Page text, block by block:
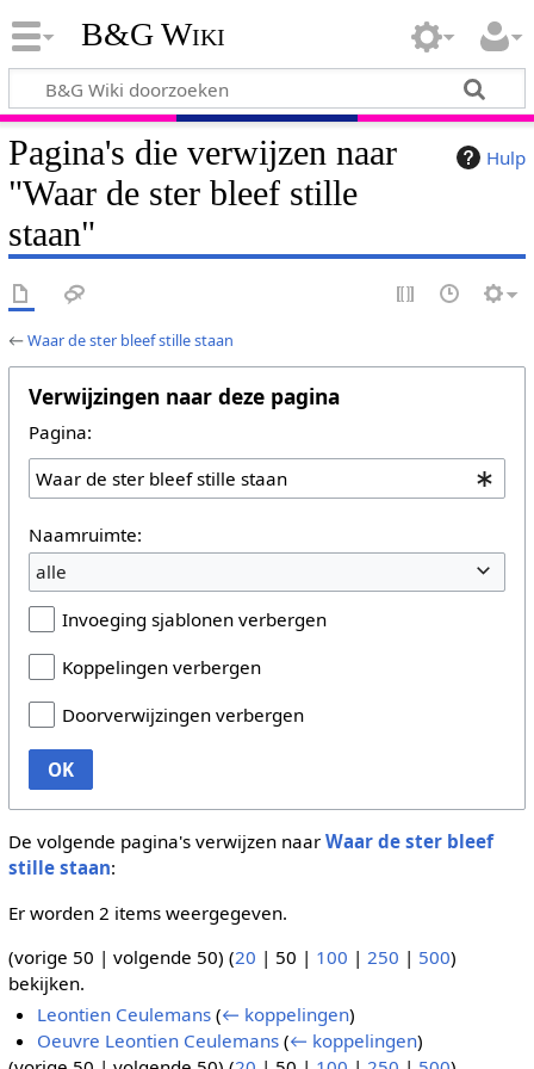
B&G Wiki
Hulp
Pagina's die verwijzen naar
"Waar de ster bleef stille
staan"
←Waar de ster bleef stille staan
Verwijzingen naar deze pagina
Pagina:
Naamruimte:
alle
Invoeging sjablonen verbergen
Koppelingen verbergen
Doorverwijzingen verbergen
OK
De volgende pagina's verwijzen naar Waar de ster bleef
stille staan:
Er worden 2 items weergegeven.
(vorige 50 | volgende 50) (20 | 50 | 100 | 250 | 500)
bekijken.
Leontien Ceulemans (← koppelingen)
Oeuvre Leontien Ceulemans (← koppelingen)